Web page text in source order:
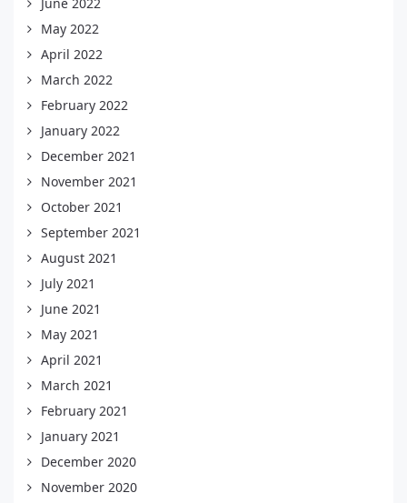
June 2022
May 2022
April 2022
March 2022
February 2022
January 2022
December 2021
November 2021
October 2021
September 2021
August 2021
July 2021
June 2021
May 2021
April 2021
March 2021
February 2021
January 2021
December 2020
November 2020